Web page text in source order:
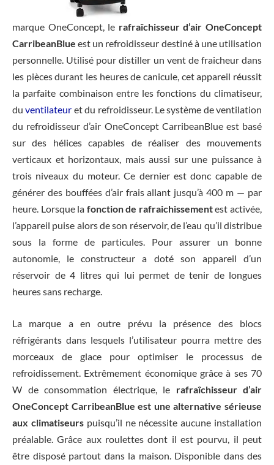
marque OneConcept, le rafraîchisseur d’air OneConcept
CarribeanBlueest un refroidisseur destiné à une utilisation
personnelle. Utilisé pour distiller un vent de fraicheur dans
les pièces durant les heures de canicule, cet appareil réussit
la parfaite combinaison entre les fonctions du climatiseur,
duventilateur et du refroidisseur. Le système de ventilation
du refroidisseur d’air OneConcept CarribeanBlue est basé
sur des hélices capables de réaliser des mouvements
verticaux et horizontaux, mais aussi sur une puissance à
trois niveaux du moteur. Ce dernier est donc capable de
générer des bouffées d’air frais allant jusqu’à 400 m — par
heure. Lorsque la fonction de rafraichissementest activée,
l’appareil puise alors de son réservoir, de l’eau qu’il distribue
sous la forme de particules. Pour assurer un bonne
autonomie, le constructeur a doté son appareil d’un
réservoir de 4 litres qui lui permet de tenir de longues
heures sans recharge.
La marque a en outre prévu la présence des blocs
réfrigérants dans lesquels l’utilisateur pourra mettre des
morceaux de glace pour optimiser le processus de
refroidissement. Extrêmement économique grâce à ses 70
W de consommation électrique, le rafraîchisseur d’air
OneConcept CarribeanBlue est une alternative sérieuse
aux climatiseurspuisqu’il ne nécessite aucune installation
préalable. Grâce aux roulettes dont il est pourvu, il peut
être disposé partout dans la maison. Disponible dans des